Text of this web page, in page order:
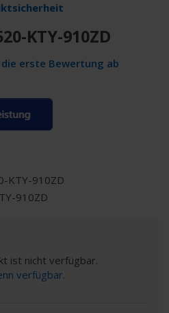
KTY-910ZD
die erste Bewertung ab
KTY-910ZD
910ZD
ist nicht verfügbar.
verfügbar.